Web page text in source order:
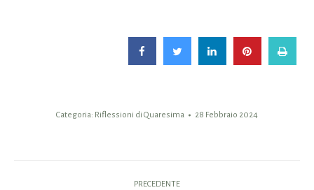
Categoria: Riflessioni di Quaresima 28 Febbraio 2024
PRECEDENTE